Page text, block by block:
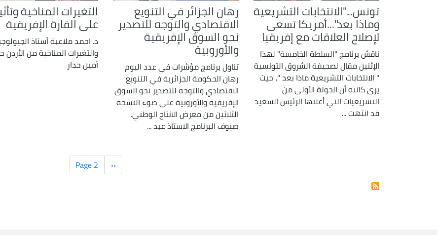
تونس..."الانتخابات التشريعية
وماذا بعد"...أمريكا تسعى
لإصلاح العلاقات مع إفريقيا
ناقش برنامج "السلطة الخامسة" لهذا
الإثنين مقال لصحيفة الشروق التونسية
" الانتخابات التشريعية ماذا بعد "، حيث
يرى كاتبه أن الجولة الأولى من
التشريعيات التي أعلنها الرئيس السعيد
قد انتهت ...
رهان الجزائر في التنويع
الاقتصادي والتوجه للتصدير
نحو السوق الإفريقية
والأوروبية
تناول برنامج مؤشرات في عدد اليوم
رهان الحكومة الجزائرية في التنويع
الاقتصادي والتوجه للتصدير نحو السوق
الإفريقية والأوروبية على ضوء النسخة
الثلاثين من معرض الانتاج الوطني.
ضيوف البرنامج الاستاذ عبد ...
التغيرات المناخية
على القارة الإفريقية
د. احمد ملاعبة أستاذ
والتغيرات المناخية من الأردن
أمين حدار
الصفحة
السابقة
‹‹
Page 2